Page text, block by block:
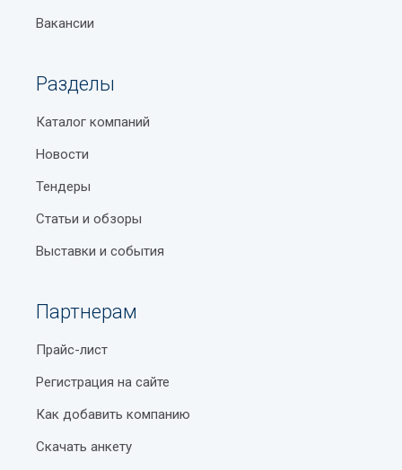
Вакансии
Разделы
Каталог компаний
Новости
Тендеры
Статьи и обзоры
Выставки и события
Партнерам
Прайс-лист
Регистрация на сайте
Как добавить компанию
Скачать анкету